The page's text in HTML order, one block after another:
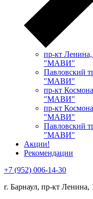
пр-кт
"МАВИ"
​Павловский
"МАВИ"
пр-кт
"МАВИ"
пр-кт
"МАВИ"
Павловский
"МАВИ"
Акции!
Рекомендации
+7 (952) 006-14-30
г. Барнаул, пр-кт Ленина,